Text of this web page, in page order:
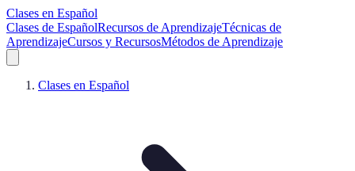
Clases en Español
Clases de EspañolRecursos de AprendizajeTécnicas de
AprendizajeCursos y RecursosMétodos de Aprendizaje
Clases en Español